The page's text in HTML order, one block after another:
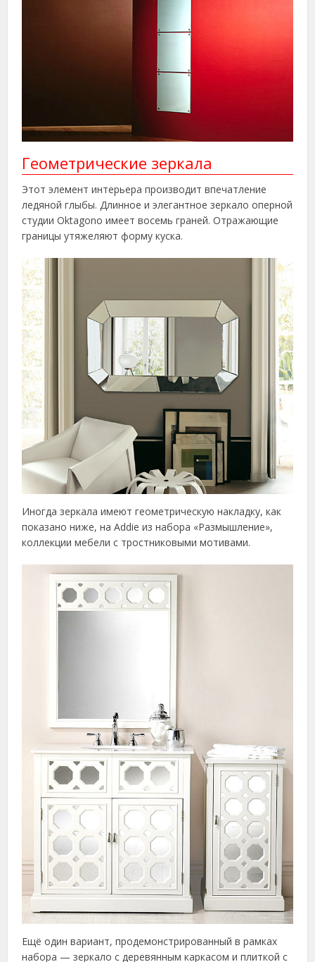
Геометрические зеркала
Этот элемент интерьера производит впечатление
ледяной глыбы. Длинное и элегантное зеркало оперной
студии Oktagono имеет восемь граней. Отражающие
границы утяжеляют форму куска.
Иногда зеркала имеют геометрическую накладку, как
показано ниже, на Addie из набора «Размышление»,
коллекции мебели с тростниковыми мотивами.
Ещё один вариант, продемонстрированный в рамках
набора — зеркало с деревянным каркасом и плиткой с